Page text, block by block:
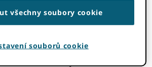
vysvětlit, co jsme, jak ORCID
všechny soubory cookie
souborů cookie